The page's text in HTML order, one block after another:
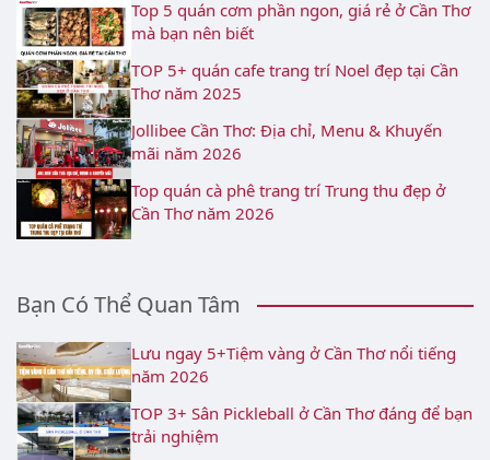
Top 5 quán cơm phần ngon, giá rẻ ở Cần Thơ
mà bạn nên biết
TOP 5+ quán cafe trang trí Noel đẹp tại Cần
Thơ năm 2025
Jollibee Cần Thơ: Địa chỉ, Menu & Khuyến
mãi năm 2026
Top quán cà phê trang trí Trung thu đẹp ở
Cần Thơ năm 2026
Bạn Có Thể Quan Tâm
Lưu ngay 5+Tiệm vàng ở Cần Thơ nổi tiếng
năm 2026
TOP 3+ Sân Pickleball ở Cần Thơ đáng để bạn
trải nghiệm